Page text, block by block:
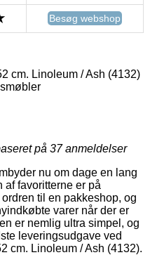
Besøg webshop
cm. Linoleum / Ash (4132)
på 37anmeldelser
nu om dage en lang
favoritterne er på
til en pakkeshop, og
varer når der er
er nemlig ultra simpel, og
leveringsudgave ved
cm. Linoleum / Ash (4132).